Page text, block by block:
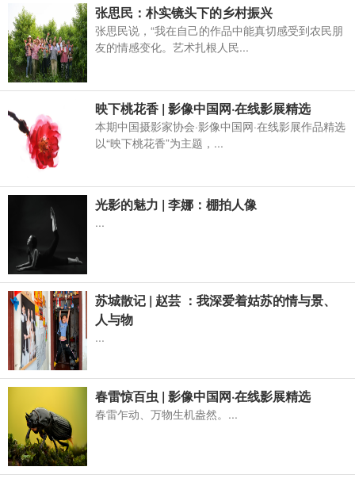
张思民：朴实镜头下的乡村振兴
张思民说，“我在自己的作品中能真切感受到农民朋
友的情感变化。艺术扎根人民...
映下桃花香 | 影像中国网·在线影展精选
本期中国摄影家协会·影像中国网·在线影展作品精选
以“映下桃花香”为主题，...
光影的魅力 | 李娜：棚拍人像
...
苏城散记 | 赵芸 ：我深爱着姑苏的情与景、
人与物
...
春雷惊百虫 | 影像中国网·在线影展精选
春雷乍动、万物生机盎然。...